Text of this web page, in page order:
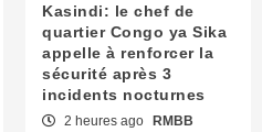
Kasindi: le chef de
quartier Congo ya Sika
appelle à renforcer la
sécurité après 3
incidents nocturnes
2 heures ago RMBB